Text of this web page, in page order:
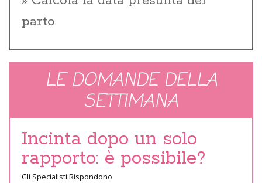
parto
LE DOMANDE DELLA
SETTIMANA
Incinta dopo un solo
rapporto: è possibile?
Gli Specialisti Rispondono